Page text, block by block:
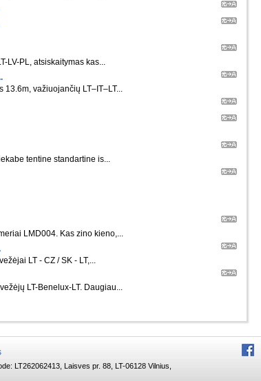
LV-PL, atsiskaitymas kas...
13.6m, važiuojančių LT–IT–LT...
tentine standartine is...
LMD004. Kas zino kieno,...
LT - CZ / SK - LT,...
LT-Benelux-LT. Daugiau...
LT262062413, Laisves pr. 88, LT-06128 Vilnius,